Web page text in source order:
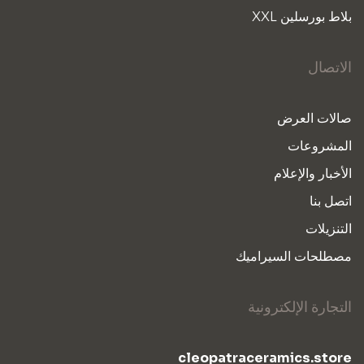
بلاط بورسلين XXL
الاتصال
صالات العرض
المشروعات
الأخبار والإعلام
اتصل بنا
التنزيلات
مصطلحات السيراميك
التجارة الإلكترونية
cleopatraceramics.store